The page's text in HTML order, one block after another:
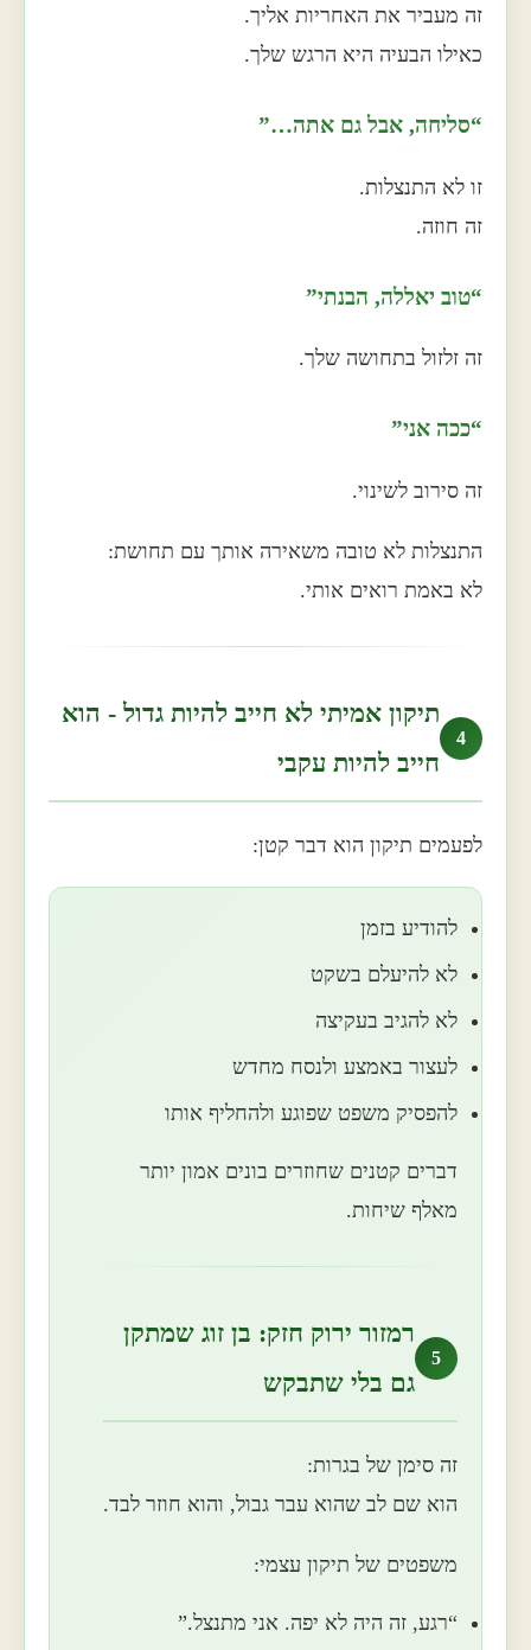
זה מעביר את האחריות אליך.
כאילו הבעיה היא הרגש שלך.
“סליחה, אבל גם אתה…”
זו לא התנצלות.
זה חוזה.
“טוב יאללה, הבנתי”
זה זלזול בתחושה שלך.
“ככה אני”
זה סירוב לשינוי.
התנצלות לא טובה משאירה אותך עם תחושת:
לא באמת רואים אותי.
4
תיקון אמיתי לא חייב להיות גדול - הוא
חייב להיות עקבי
לפעמים תיקון הוא דבר קטן:
להודיע בזמן
לא להיעלם בשקט
לא להגיב בעקיצה
לעצור באמצע ולנסח מחדש
להפסיק משפט שפוגע ולהחליף אותו
דברים קטנים שחוזרים בונים אמון יותר
מאלף שיחות.
5
רמזור ירוק חזק: בן זוג שמתקן
גם בלי שתבקש
זה סימן של בגרות:
הוא שם לב שהוא עבר גבול, והוא חוזר לבד.
משפטים של תיקון עצמי:
“רגע, זה היה לא יפה. אני מתנצל.”